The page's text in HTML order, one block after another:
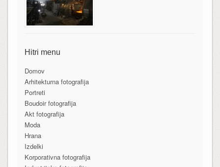
Hitri menu
Domov
Arhitekturna fotografija
Portreti
Boudoir fotografija
Akt fotografija
Moda
Hrana
Izdelki
Korporativna fotografija